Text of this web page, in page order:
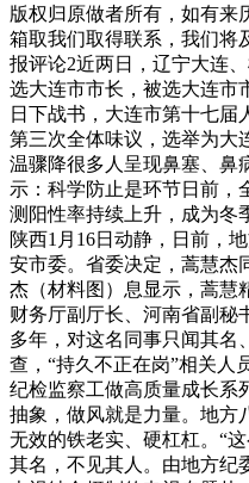
版权归原做者所有，如有来
箱取我们取得联系，我们将
报评论2近两日，辽宁大连
选大连市市长，被选大连市
日下战书，大连市第十七届
第三次全体味议，选举为大
温骤降很多人呈现鼻塞、鼻
示：科学防止是环节日前，
测阳性率持续上升，成为冬
陕西1月16日动静，日前，
安市委。省委决定，蒿慧杰
杰（材料图）息显示，蒿慧
财务厅副厅长、河南省副秘
多年，对这名同事只闻其名
查，“持久不正在岗”相关人
纪检监察工做高质量成长系
抽象，做风就是力量。地方
无效的铁老实、硬杠杠。“
其名，不见其人。由地方纪